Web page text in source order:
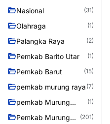
Nasional (31)
Olahraga (1)
Palangka Raya (2)
Pemkab Barito Utar (1)
Pemkab Barut (15)
pemkab murung raya (7)
pemkab Murung
(1)
Pemkab Murung
(201)